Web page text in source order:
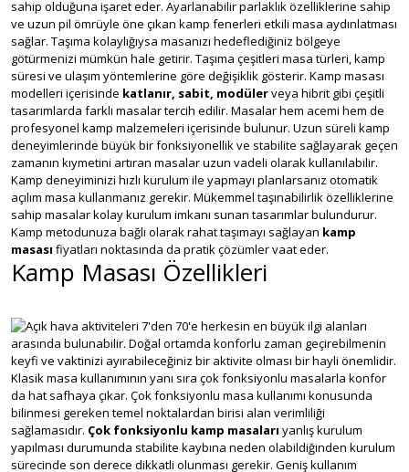
sahip olduğuna işaret eder. Ayarlanabilir parlaklık özelliklerine sahip
ve uzun pil ömrüyle öne çıkan kamp fenerleri etkili masa aydınlatması
sağlar. Taşıma kolaylığıysa masanızı hedeflediğiniz bölgeye
götürmenizi mümkün hale getirir. Taşıma çeşitleri masa türleri, kamp
süresi ve ulaşım yöntemlerine göre değişiklik gösterir. Kamp masası
modelleri içerisinde katlanır, sabit, modülerveya hibrit gibi çeşitli
tasarımlarda farklı masalar tercih edilir. Masalar hem acemi hem de
profesyonel kamp malzemeleri içerisinde bulunur. Uzun süreli kamp
deneyimlerinde büyük bir fonksiyonellik ve stabilite sağlayarak geçen
zamanın kıymetini artıran masalar uzun vadeli olarak kullanılabilir.
Kamp deneyiminizi hızlı kurulum ile yapmayı planlarsanız otomatik
açılım masa kullanmanız gerekir. Mükemmel taşınabilirlik özelliklerine
sahip masalar kolay kurulum imkanı sunan tasarımlar bulundurur.
Kamp metodunuza bağlı olarak rahat taşımayı sağlayan kamp
masası fiyatları noktasında da pratik çözümler vaat eder.
Kamp Masası Özellikleri
Açık hava aktiviteleri 7'den 70'e herkesin en büyük ilgi alanları
arasında bulunabilir. Doğal ortamda konforlu zaman geçirebilmenin
keyfi ve vaktinizi ayırabileceğiniz bir aktivite olması bir hayli önemlidir.
Klasik masa kullanımının yanı sıra çok fonksiyonlu masalarla konfor
da hat safhaya çıkar. Çok fonksiyonlu masa kullanımı konusunda
bilinmesi gereken temel noktalardan birisi alan verimliliği
sağlamasıdır. Çok fonksiyonlu kamp masaları yanlış kurulum
yapılması durumunda stabilite kaybına neden olabildiğinden kurulum
sürecinde son derece dikkatli olunması gerekir. Geniş kullanım